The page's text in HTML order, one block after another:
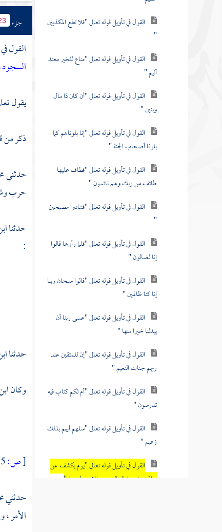
القول في تأويل قوله تعالى "فلا تطع المكذبين
"
القول في تأويل قوله تعالى "مناع للخير معتد
أثيم "
القول في تأويل قوله تعالى "أن كان ذا مال
وبنين "
القول في تأويل قوله تعالى "إنا بلوناهم كما
بلونا أصحاب الجنة "
القول في تأويل قوله تعالى "فطاف عليها
طائف من ربك وهم نائمون "
القول في تأويل قوله تعالى "فتنادوا مصبحين
"
القول في تأويل قوله تعالى "فلما رأوها قالوا
إنا لضالون "
القول في تأويل قوله تعالى "قالوا سبحان ربنا
إنا كنا ظالمين "
القول في تأويل قوله تعالى "عسى ربنا أن
يبدلنا خيرا منها "
القول في تأويل قوله تعالى "إن للمتقين عند
ربهم جنات النعيم "
القول في تأويل قوله تعالى "أم لكم كتاب فيه
تدرسون "
القول في تأويل قوله تعالى "سلهم أيهم بذلك
زعيم "
القول في تأويل قوله تعالى "يوم يكشف عن
ساق ويدعون إلى السجود فلا يستطيعون "
جزء
القول
يقول
ذكر من
حدثني
حرب
حدثنا
:
حدثنا
وكان
[ص:
حدثني
الأمر